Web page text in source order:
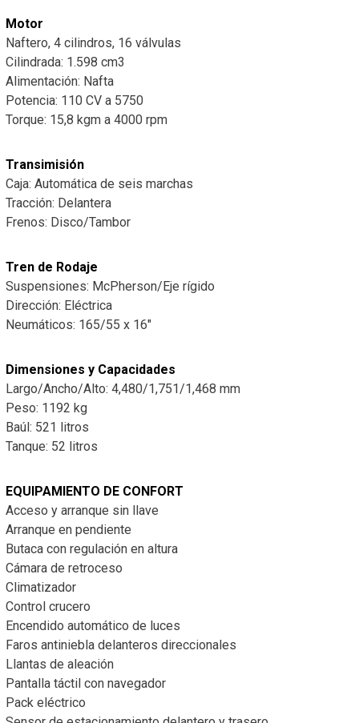
Motor
Naftero, 4 cilindros, 16 válvulas
Cilindrada: 1.598 cm3
Alimentación: Nafta
Potencia: 110 CV a 5750
Torque: 15,8 kgm a 4000 rpm
Transimisión
Caja: Automática de seis marchas
Tracción: Delantera
Frenos: Disco/Tambor
Tren de Rodaje
Suspensiones: McPherson/Eje rígido
Dirección: Eléctrica
Neumáticos: 165/55 x 16″
Dimensiones y Capacidades
Largo/Ancho/Alto: 4,480/1,751/1,468 mm
Peso: 1192 kg
Baúl: 521 litros
Tanque: 52 litros
EQUIPAMIENTO DE CONFORT
Acceso y arranque sin llave
Arranque en pendiente
Butaca con regulación en altura
Cámara de retroceso
Climatizador
Control crucero
Encendido automático de luces
Faros antiniebla delanteros direccionales
Llantas de aleación
Pantalla táctil con navegador
Pack eléctrico